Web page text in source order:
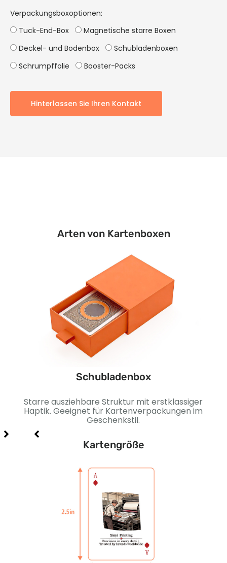
Verpackungsboxoptionen:
Tuck-End-Box
Magnetische starre Boxen
Deckel- und Bodenbox
Schubladenboxen
Schrumpffolie
Booster-Packs
Hinterlassen Sie Ihren Kontakt
Arten von Kartenboxen
Schubladenbox
Starre ausziehbare Struktur mit erstklassiger
Haptik. Geeignet für Kartenverpackungen im
Geschenkstil.
Kartengröße